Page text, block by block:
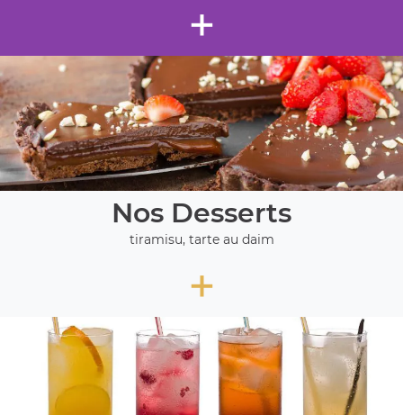
+
Nos Desserts
tiramisu, tarte au daim
+